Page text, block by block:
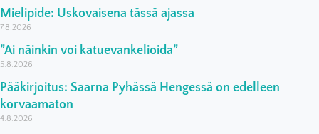
Mielipide: Uskovaisena tässä ajassa
7.8.2026
”Ai näinkin voi katuevankelioida”
5.8.2026
Pääkirjoitus: Saarna Pyhässä Hengessä on edelleen
korvaamaton
4.8.2026